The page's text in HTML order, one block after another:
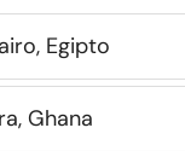
Egipto
Ghana